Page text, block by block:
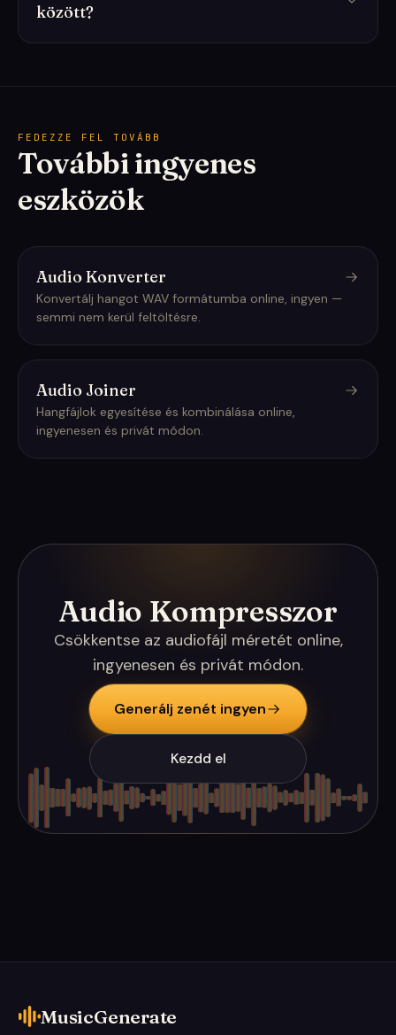
között?
FEDEZZE FEL TOVÁBB
További ingyenes
eszközök
Audio Konverter
Konvertálj hangot WAV formátumba online, ingyen —
semmi nem kerül feltöltésre.
Audio Joiner
Hangfájlok egyesítése és kombinálása online,
ingyenesen és privát módon.
Audio Kompresszor
Csökkentse az audiofájl méretét online,
ingyenesen és privát módon.
Generálj zenét ingyen
Kezdd el
MusicGenerate